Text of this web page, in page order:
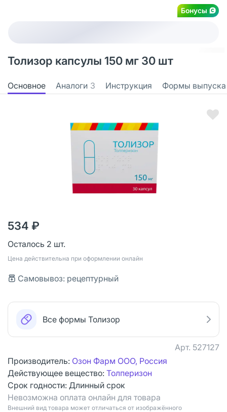
Бонусы
Толизор капсулы 150 мг 30 шт
Основное Аналоги 3 Инструкция Формы выпуска
534 ₽
Осталось 2 шт.
Цена действительна при оформлении онлайн
Самовывоз: рецептурный
Все формы Толизор
Арт. 527127
Производитель: Озон Фарм ООО, Россия
Действующее вещество: Толперизон
Срок годности: Длинный срок
Невозможна оплата онлайн для товара
Bнешний вид товара может отличаться от изображённого